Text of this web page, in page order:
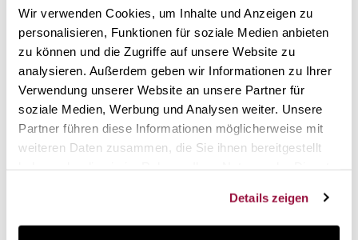
Wir verwenden Cookies, um Inhalte und Anzeigen zu
personalisieren, Funktionen für soziale Medien anbieten
zu können und die Zugriffe auf unsere Website zu
analysieren. Außerdem geben wir Informationen zu Ihrer
Verwendung unserer Website an unsere Partner für
soziale Medien, Werbung und Analysen weiter. Unsere
Partner führen diese Informationen möglicherweise mit
weiteren Daten zusammen, die Sie ihnen bereitgestellt
Details zeigen
So funktioniert der Foodsaver FFS017X-01
Er funktioniertganz einfach: Er vakuumiert automatisch
sowohl feste als auch flüssige Lebensmittel.
Legen Sie einfachden Beutel ein und drücken Sie die
Luftabsaugungstaste, um die Arbeit zu erledigen. Die Luft
Zubereitungen können nun im Kühlschrank, in der